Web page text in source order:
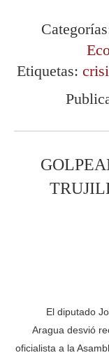
Etiquetas:
El diputado
Aragua desvió
oficialista a la